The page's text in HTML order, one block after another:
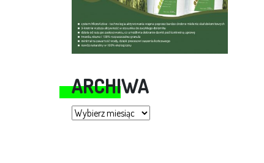
ARCHIWA
Archiwa